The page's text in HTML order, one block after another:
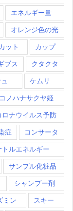
エネルギー量
オレンジ色の光
ット カップ
ブス クタクタ
ケムリ
コノハナサクヤ姫
ロナウイルス予防
症 コンサータ
トルエネルギー
サンプル化粧品
シャンプー剤
ミン スキー